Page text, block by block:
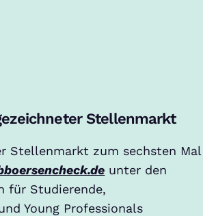
Stellenmarkt
Stellenmarkt zum sechsten Mal
unter den
für Studierende,
Young Professionals